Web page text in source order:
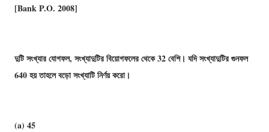
[Bank P.O. 2008]
দুটি সংখ্যার যোগফল, সংখ্যাদুটির বিয়োগফলের থেকে 32 বেশি। যদি সংখ্যাদুটির গুনফল
640 হয় তাহলে বড়ো সংখ্যাটি নির্ণয় করো।
(a) 45